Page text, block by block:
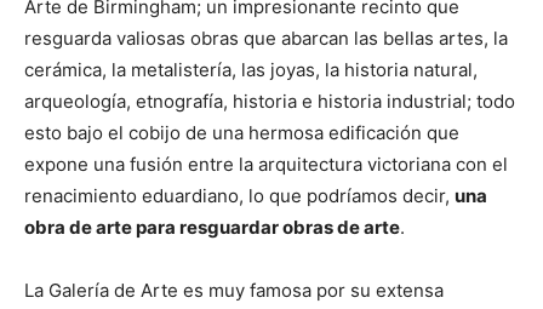
Arte de Birmingham; un impresionante recinto que
resguarda valiosas obras que abarcan las bellas artes, la
cerámica, la metalistería, las joyas, la historia natural,
arqueología, etnografía, historia e historia industrial; todo
esto bajo el cobijo de una hermosa edificación que
expone una fusión entre la arquitectura victoriana con el
renacimiento eduardiano, lo que podríamos decir, una
obra de arte para resguardar obras de arte.
La Galería de Arte es muy famosa por su extensa